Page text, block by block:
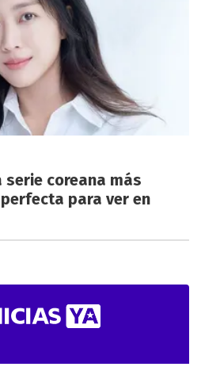
serie coreana más
para ver en